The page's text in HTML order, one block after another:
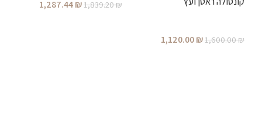
1,600.00₪
1,120.00₪
1,839.20₪
1,287.44₪